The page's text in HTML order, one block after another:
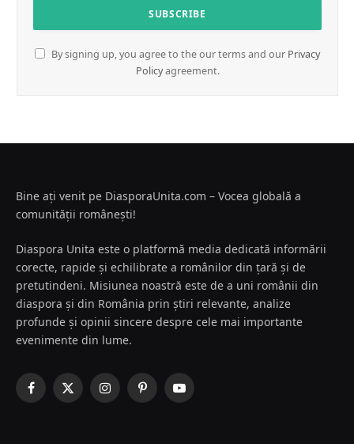
By signing up, you agree to the our terms and our Privacy
Policyagreement.
Bine ați venit pe DiasporaUnita.com – Vocea globală a
comunității românești!
Diaspora Unita este o platformă media dedicată informării
corecte, rapide și echilibrate a românilor din țară și de
pretutindeni. Misiunea noastră este de a uni românii din
diaspora și din România prin știri relevante, analize
profunde și opinii sincere despre cele mai importante
evenimente din lume.
Facebook
X
InstagramPinterestYouTube